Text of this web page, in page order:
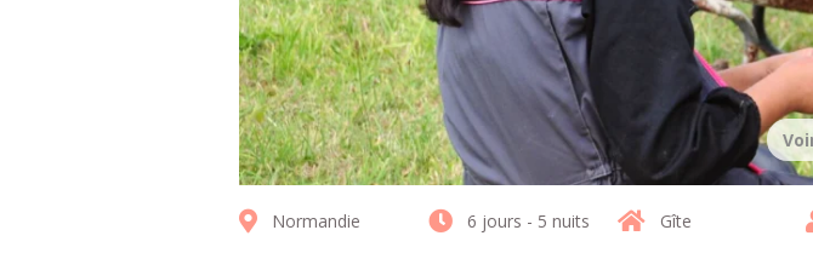
Normandie 6 jours - 5 nuits Gîte